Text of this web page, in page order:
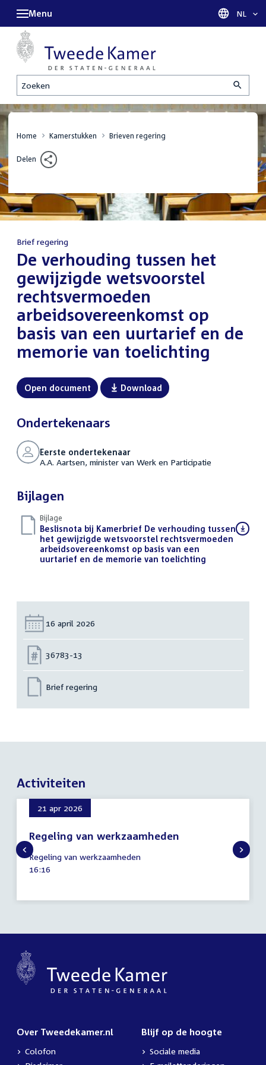
Zoeken
Menu Taal
NL
Home Kamerstukken Brieven regering
Delen
Brief regering
:De verhouding tussen het
gewijzigde wetsvoorstel
rechtsvermoeden
arbeidsovereenkomst op
basis van een uurtarief en de
memorie van toelichting
Open document Download
Ondertekenaars
Eerste ondertekenaar
A.A. Aartsen, minister van Werk en Participatie
Bijlagen
Bijlage
Download
bestand:
Beslisnota bij Kamerbrief De verhouding tussen
het gewijzigde wetsvoorstel rechtsvermoeden
arbeidsovereenkomst op basis van een
uurtarief en de memorie van toelichting
Datum:
16 april 2026
Nummer:
36783-13
Brief regering
Activiteiten
21 apr 2026
Regeling van werkzaamheden
21
april
2026
Regeling van werkzaamheden
Tijd
16:16
Over Tweedekamer.nl
Colofon
Blijf op de hoogte
Sociale media